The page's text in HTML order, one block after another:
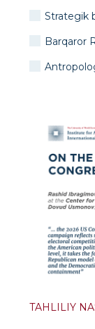
Strategik
Barqaror
TAHLILIY